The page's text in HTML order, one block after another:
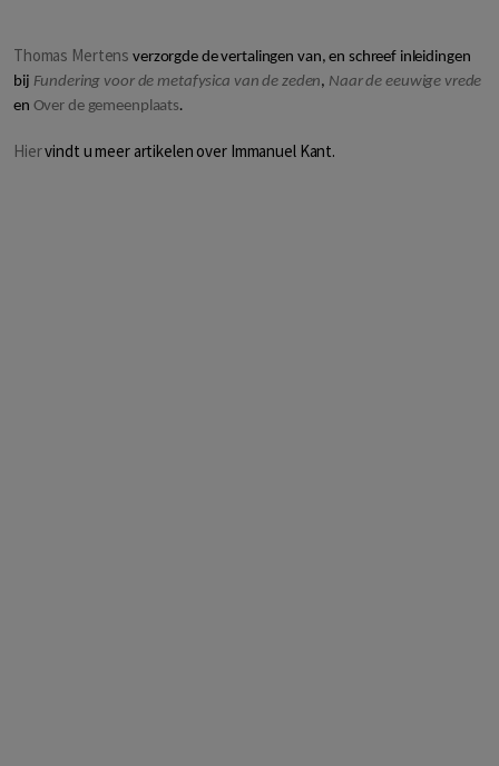
Thomas Mertensverzorgde de vertalingen van, en schreef inleidingen
bij Fundering voor de metafysica van de zeden, Naar de eeuwige vrede
en Over de gemeenplaats.
Hiervindt u meer artikelen over Immanuel Kant.